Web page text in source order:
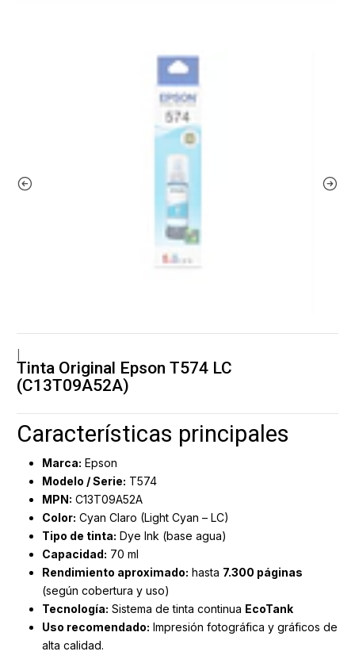
Tinta Original Epson T574 LC
(C13T09A52A)
Características principales
Marca: Epson
Modelo / Serie: T574
MPN: C13T09A52A
Color: Cyan Claro (Light Cyan – LC)
Tipo de tinta: Dye Ink (base agua)
Capacidad: 70 ml
Rendimiento aproximado: hasta 7.300 páginas
(según cobertura y uso)
Tecnología: Sistema de tinta continua EcoTank
Uso recomendado: Impresión fotográfica y gráficos de
alta calidad.